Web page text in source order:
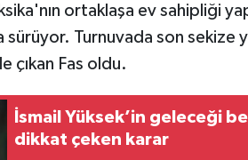
ortaklaşa ev sahipliği
sürüyor. Turnuvada son sekize
çıkan Fas oldu.
İsmail Yüksek’in geleceği
dikkat çeken karar